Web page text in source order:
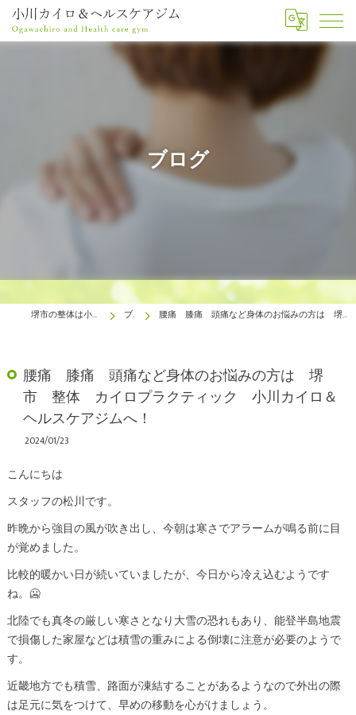
ブログ
堺市の整体は小川カイロ＆ヘルスケアジム ブログ 腰痛 膝痛 頭痛など身体のお悩みの方は 堺市 整体 カイロプラクティック 小川カイロ＆ヘルスケアジムへ！
腰痛 膝痛 頭痛など身体のお悩みの方は 堺
市 整体 カイロプラクティック 小川カイロ＆
ヘルスケアジムへ！
2024/01/23
こんにちは
スタッフの松川です。
昨晩から強目の風が吹き出し、今朝は寒さでアラームが鳴る前に目
が覚めました。
比較的暖かい日が続いていましたが、今日から冷え込むようです
ね。🥶
北陸でも真冬の厳しい寒さとなり大雪の恐れもあり、能登半島地震
で損傷した家屋などは積雪の重みによる倒壊に注意が必要のようで
す。
近畿地方でも積雪、路面が凍結することがあるようなので外出の際
は足元に気をつけて、早めの移動を心がけましょう。